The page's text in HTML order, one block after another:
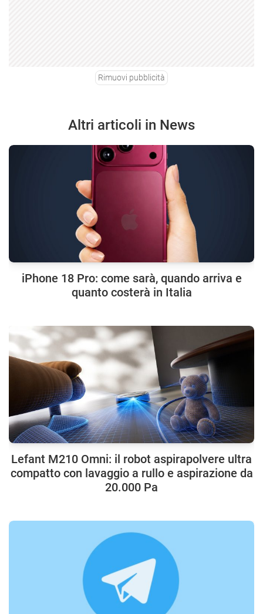
Rimuovi pubblicità
Altri articoli in News
iPhone 18 Pro: come sarà, quando arriva e
quanto costerà in Italia
Lefant M210 Omni: il robot aspirapolvere ultra
compatto con lavaggio a rullo e aspirazione da
20.000 Pa